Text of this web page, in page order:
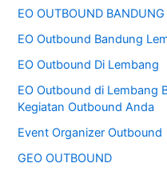
u
k
:
EO OUTBOUND BANDUNG
EO Outbound Bandung
EO Outbound Di Lembang
EO Outbound di Lembang
Kegiatan Outbound Anda
Event Organizer Outbound
GEO OUTBOUND